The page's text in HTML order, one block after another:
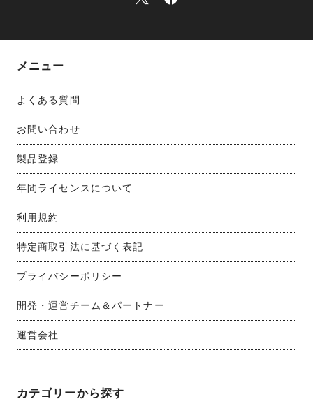
メニュー
よくある質問
お問い合わせ
製品登録
年間ライセンスについて
利用規約
特定商取引法に基づく表記
プライバシーポリシー
開発・運営チーム＆パートナー
運営会社
カテゴリーから探す